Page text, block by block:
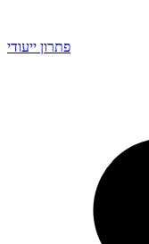
פתרון ייעודי